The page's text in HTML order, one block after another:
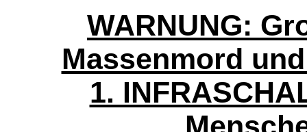
WARNUNG:
Massenmord
1.